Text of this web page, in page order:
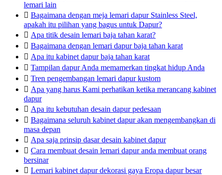
lemari lain
 Bagaimana dengan meja lemari dapur Stainless Steel,
apakah itu pilihan yang bagus untuk Dapur?
 Apa titik desain lemari baja tahan karat?
 Bagaimana dengan lemari dapur baja tahan karat
 Apa itu kabinet dapur baja tahan karat
 Tampilan dapur Anda memamerkan tingkat hidup Anda
 Tren pengembangan lemari dapur kustom
 Apa yang harus Kami perhatikan ketika merancang kabinet
dapur
 Apa itu kebutuhan desain dapur pedesaan
 Bagaimana seluruh kabinet dapur akan mengembangkan di
masa depan
 Apa saja prinsip dasar desain kabinet dapur
 Cara membuat desain lemari dapur anda membuat orang
bersinar
 Lemari kabinet dapur dekorasi gaya Eropa dapur besar